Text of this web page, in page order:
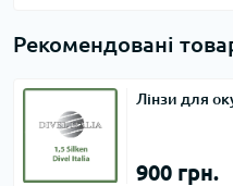
Рекомендовані
Лінзи для
900 грн.